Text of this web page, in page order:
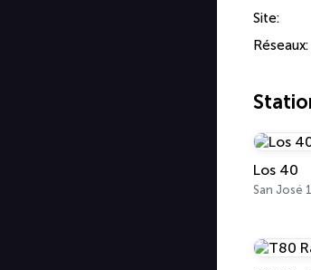
Site:
Réseaux:
Los 40
San José